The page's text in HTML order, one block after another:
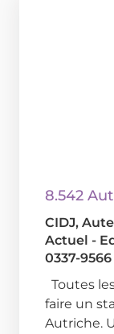
8.542
CIDJ,
Actuel -
0337-9566
Toutes
faire un
Autriche.